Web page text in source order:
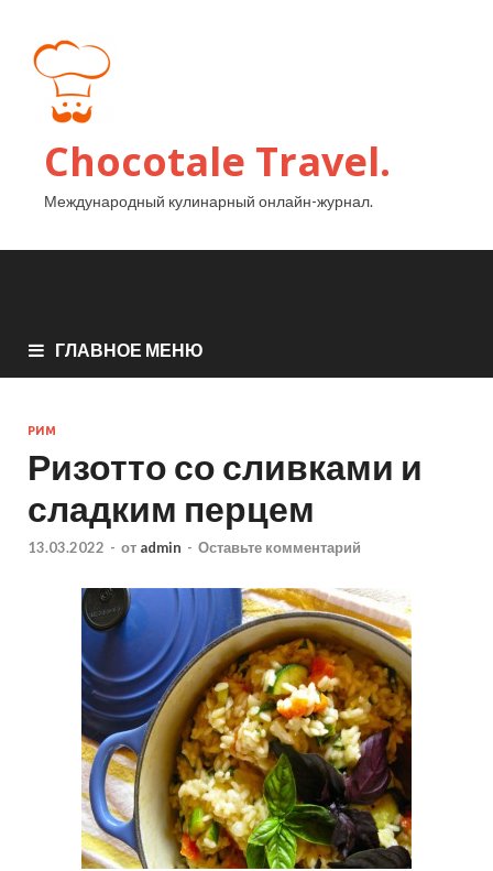
Chocotale Travel.
Международный кулинарный онлайн-журнал.
ГЛАВНОЕ МЕНЮ
РИМ
Ризотто со сливками и
сладким перцем
13.03.2022 - от admin - Оставьте комментарий